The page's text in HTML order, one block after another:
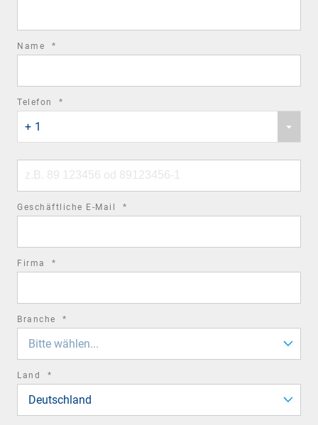
Name *
Telefon *
country
code
+ 1
number
Geschäftliche E-Mail *
Firma *
Branche *
Bitte wählen...
Land *
Deutschland